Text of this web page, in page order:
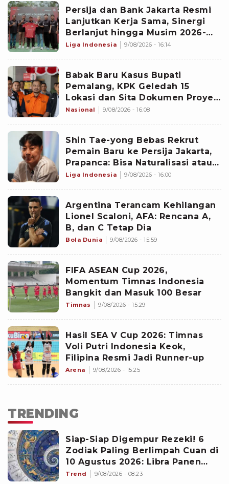
‎Persija dan Bank Jakarta Resmi
Lanjutkan Kerja Sama, Sinergi
Berlanjut hingga Musim 2026-
2027
Liga Indonesia 9/08/2026 - 16:14
Babak Baru Kasus Bupati
Pemalang, KPK Geledah 15
Lokasi dan Sita Dokumen Proyek
PUPR hingga CCTV Hotel
Nasional 9/08/2026 - 16:08
‎Shin Tae-yong Bebas Rekrut
Pemain Baru ke Persija Jakarta,
Prapanca: Bisa Naturalisasi atau
Asing
Liga Indonesia 9/08/2026 - 16:00
Argentina Terancam Kehilangan
Lionel Scaloni, AFA: Rencana A,
B, dan C Tetap Dia
Bola Dunia 9/08/2026 - 15:59
FIFA ASEAN Cup 2026,
Momentum Timnas Indonesia
Bangkit dan Masuk 100 Besar
Timnas 9/08/2026 - 15:29
Hasil SEA V Cup 2026: Timnas
Voli Putri Indonesia Keok,
Filipina Resmi Jadi Runner-up
Arena 9/08/2026 - 15:25
TRENDING
Siap-Siap Digempur Rezeki! 6
Zodiak Paling Berlimpah Cuan di
10 Agustus 2026: Libra Panen
Proyek Emas
Trend 9/08/2026 - 08:23